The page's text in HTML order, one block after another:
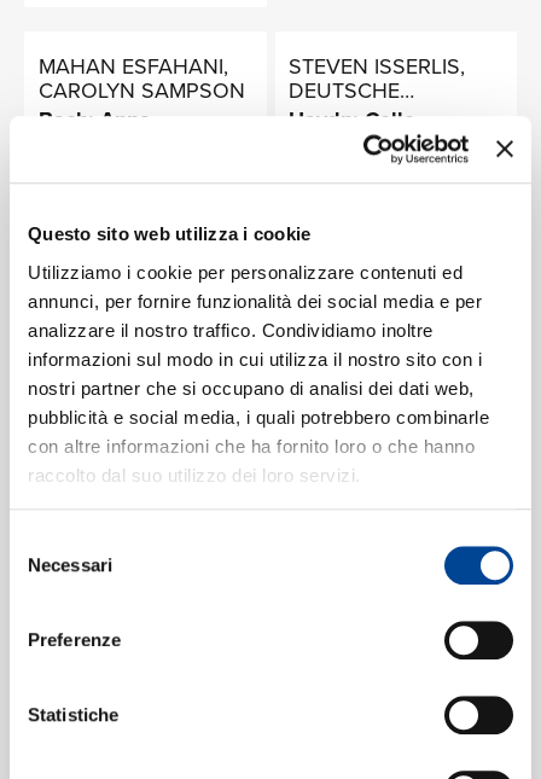
Questo sito web utilizza i cookie
Utilizziamo i cookie per personalizzare contenuti ed
annunci, per fornire funzionalità dei social media e per
analizzare il nostro traffico. Condividiamo inoltre
informazioni sul modo in cui utilizza il nostro sito con i
nostri partner che si occupano di analisi dei dati web,
pubblicità e social media, i quali potrebbero combinarle
con altre informazioni che ha fornito loro o che hanno
raccolto dal suo utilizzo dei loro servizi.
delNecessari
Preferenze
Statistiche
MAHAN ESFAHANI,
CAROLYN SAMPSON
Bach: Anna
1725
STEVEN ISSERLIS,
DEUTSCHE
KAMMERPHILHARMONIE
BREMEN
Haydn: Cello
Concertos; C.P.E.
Bach: Cello Concerto
MARC-ANDRE
HAMELIN
C.P.E. Bach: Sonatas
& Rondos
Vinile Digitale
ARCANGELO,
JONATHAN COHEN
3 Bach Magnifcats:
J.S. Bach, J.C. Bach
& C.P.E. Bach
Digitale
DANIIL TRIFONOV
BACH: The Art of Life
DELUXE EDITION (BD VIDEO+AUDIO & 2CD)
NETHERLANDS WIND
ENSEMBLE
Little Marches for
50 Greatest Baroque
RAFAEL PUYANA
CHI
SIAMO
CONTATTI